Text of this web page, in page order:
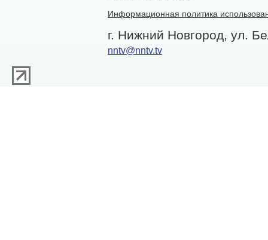
Информационная политика
г. Нижний Новгород, ул.
nntv@nntv.tv